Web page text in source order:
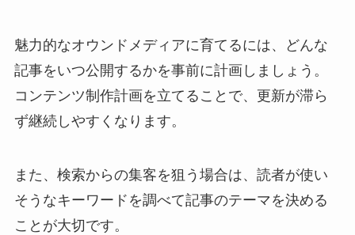
魅力的なオウンドメディアに育てるには、どんな
記事をいつ公開するかを事前に計画しましょう。
コンテンツ制作計画を立てることで、更新が滞ら
ず継続しやすくなります。
また、検索からの集客を狙う場合は、読者が使い
そうなキーワードを調べて記事のテーマを決める
ことが大切です。